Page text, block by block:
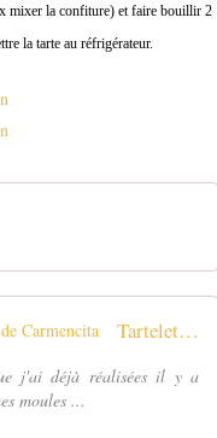
mixer la confiture) et faire bouillir 2
la tarte au réfrigérateur.
Tartelettes aux pommes et crème pâtissière au rhum - Cuisine gourmande de Carmencita
j'ai déjà réalisées il y a
moules ...